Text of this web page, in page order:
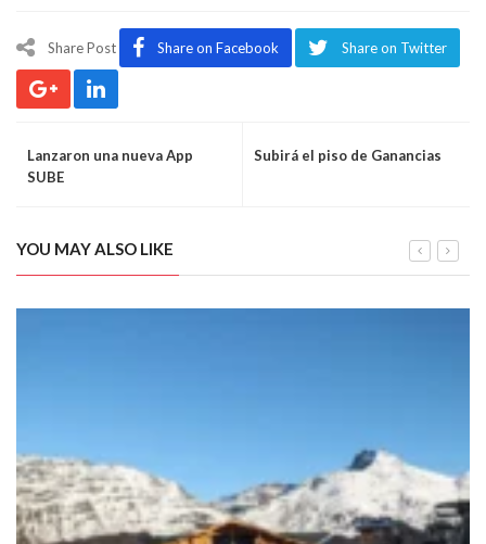
Share Post Share on Facebook Share on Twitter
Lanzaron una nueva App
SUBE
Subirá el piso de Ganancias
YOU MAY ALSO LIKE